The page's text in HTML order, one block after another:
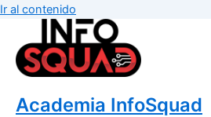
Ir al contenido
Academia InfoSquad